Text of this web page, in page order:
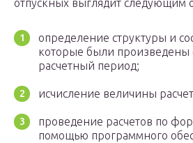
отпускных выглядит следующим
определение структуры и
которые были произведены
расчетный период;
исчисление величины
проведение расчетов по
помощью программного